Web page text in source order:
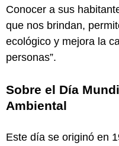
Conocer a sus
que nos brindan,
ecológico y mejora la
personas”.
Sobre el Día
Ambiental
Este día se originó en